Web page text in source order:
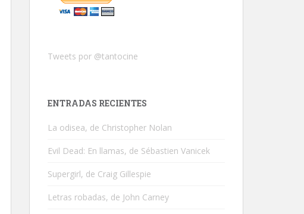
Tweets por @tantocine
ENTRADAS RECIENTES
La odisea, de Christopher Nolan
Evil Dead: En llamas, de Sébastien Vanicek
Supergirl, de Craig Gillespie
Letras robadas, de John Carney